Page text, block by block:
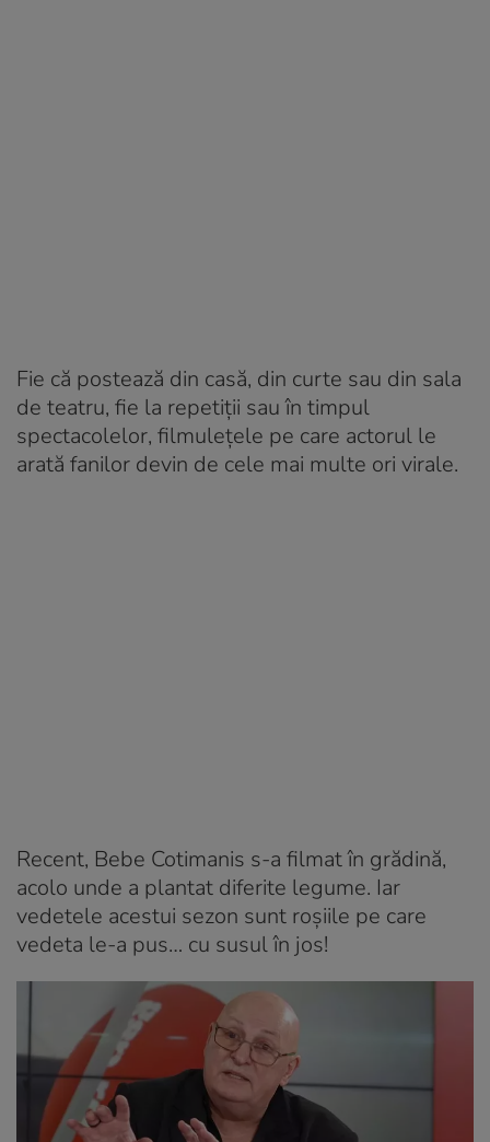
Fie că postează din casă, din curte sau din sala
de teatru, fie la repetiții sau în timpul
spectacolelor, filmulețele pe care actorul le
arată fanilor devin de cele mai multe ori virale.
Recent, Bebe Cotimanis s-a filmat în grădină,
acolo unde a plantat diferite legume. Iar
vedetele acestui sezon sunt roșiile pe care
vedeta le-a pus… cu susul în jos!